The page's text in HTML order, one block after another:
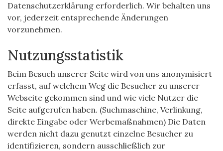
Datenschutzerklärung erforderlich. Wir behalten uns
vor, jederzeit entsprechende Änderungen
vorzunehmen.
Nutzungsstatistik
Beim Besuch unserer Seite wird von uns anonymisiert
erfasst, auf welchem Weg die Besucher zu unserer
Webseite gekommen sind und wie viele Nutzer die
Seite aufgerufen haben. (Suchmaschine, Verlinkung,
direkte Eingabe oder Werbemaßnahmen) Die Daten
werden nicht dazu genutzt einzelne Besucher zu
identifizieren, sondern ausschließlich zur